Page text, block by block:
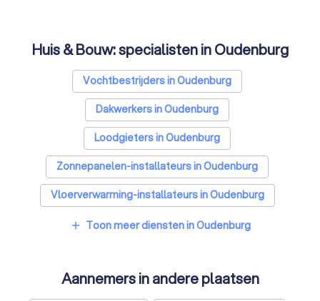
Huis & Bouw: specialisten in Oudenburg
Vochtbestrijders in Oudenburg
Dakwerkers in Oudenburg
Loodgieters in Oudenburg
Zonnepanelen-installateurs in Oudenburg
Vloerverwarming-installateurs in Oudenburg
Airco installateurs in Oudenburg
Laadpaal installateurs in Oudenburg
add Toon meer diensten in Oudenburg
Aannemers in andere plaatsen